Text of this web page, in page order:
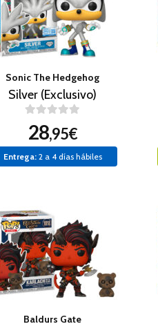
Sonic The Hedgehog
Silver (Exclusivo)
28,95€
Entrega:2 a 4 días hábiles
Baldurs Gate